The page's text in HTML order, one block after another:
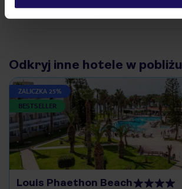
Zobacz więcej
Odkryj inne hotele w pobliżu
ZALICZKA 25%
BESTSELLER
Louis Phaethon Beach